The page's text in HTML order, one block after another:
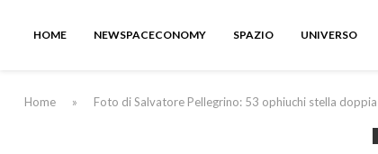
HOME NEWSPACECONOMY SPAZIO UNIVERSO
Home » Foto di Salvatore Pellegrino: 53 ophiuchi stella doppia